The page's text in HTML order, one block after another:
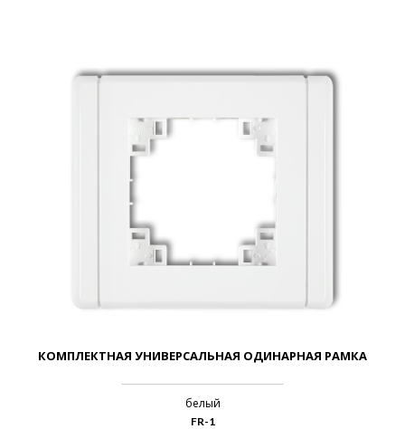
КОМПЛЕКТНАЯ УНИВЕРСАЛЬНАЯ ОДИНАРНАЯ РАМКА
белый
FR-1